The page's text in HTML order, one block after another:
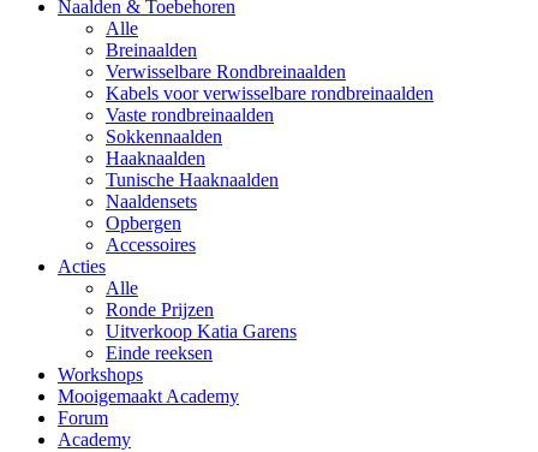
Naalden & Toebehoren
Alle
Breinaalden
Verwisselbare Rondbreinaalden
Kabels voor verwisselbare rondbreinaalden
Vaste rondbreinaalden
Sokkennaalden
Haaknaalden
Tunische Haaknaalden
Naaldensets
Opbergen
Accessoires
Acties
Alle
Ronde Prijzen
Uitverkoop Katia Garens
Einde reeksen
Workshops
Mooigemaakt Academy
Forum
Academy